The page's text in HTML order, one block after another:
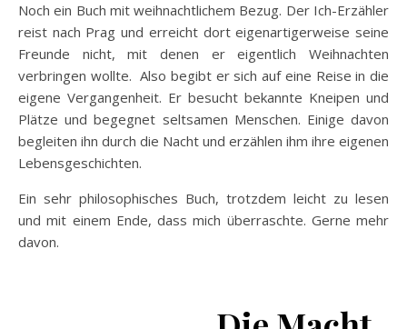
Noch ein Buch mit weihnachtlichem Bezug. Der Ich-Erzähler
reist nach Prag und erreicht dort eigenartigerweise seine
Freunde nicht, mit denen er eigentlich Weihnachten
verbringen wollte. Also begibt er sich auf eine Reise in die
eigene Vergangenheit. Er besucht bekannte Kneipen und
Plätze und begegnet seltsamen Menschen. Einige davon
begleiten ihn durch die Nacht und erzählen ihm ihre eigenen
Lebensgeschichten.
Ein sehr philosophisches Buch, trotzdem leicht zu lesen
und mit einem Ende, dass mich überraschte. Gerne mehr
davon.